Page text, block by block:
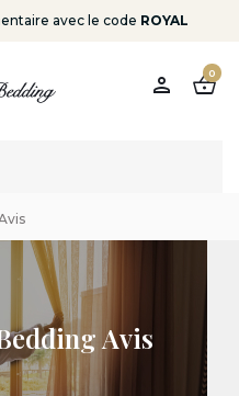
avec le code ROYAL
person shopping_basket
0
Avis